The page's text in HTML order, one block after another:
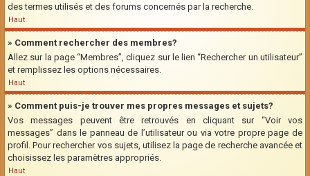
des termes utilisés et des forums concernés par la recherche.
Haut
» Comment rechercher des membres?
Allez sur la page “Membres”, cliquez sur le lien “Rechercher un utilisateur”
et remplissez les options nécessaires.
Haut
» Comment puis-je trouver mes propres messages et sujets?
Vos messages peuvent être retrouvés en cliquant sur “Voir vos
messages” dans le panneau de l’utilisateur ou via votre propre page de
profil. Pour rechercher vos sujets, utilisez la page de recherche avancée et
choisissez les paramètres appropriés.
Haut